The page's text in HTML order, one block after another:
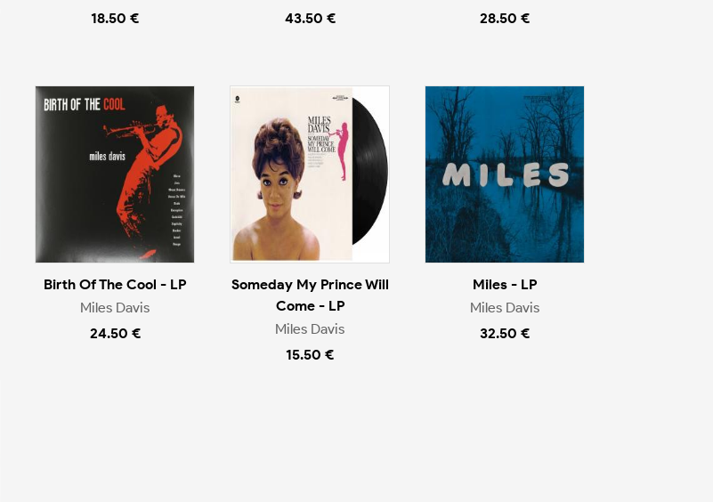
18.50 €
43.50 €
28.50 €
Birth Of The Cool - LP
Miles Davis
24.50 €
Someday My Prince Will
Come - LP
Miles Davis
15.50 €
Miles - LP
Miles Davis
32.50 €